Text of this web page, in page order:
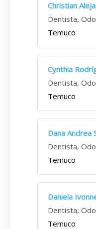
Christian
Dentista,
Temuco
Cynthia
Dentista,
Temuco
Dana Andrea
Dentista,
Temuco
Daniela
Dentista,
Temuco